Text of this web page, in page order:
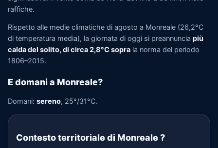
raffiche.
Rispetto alle medie climatiche di agosto a Monreale (26,2°C
di temperatura media), la giornata di oggi si preannuncia più
calda del solito, di circa 2,8°C sopra la norma del periodo
1806–2015.
E domani a Monreale?
Domani: sereno, 25°/31°C.
Contesto territoriale di Monreale?